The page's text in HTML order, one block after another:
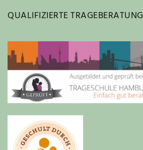
QUALIFIZIERTE TRAGEBERATUNG